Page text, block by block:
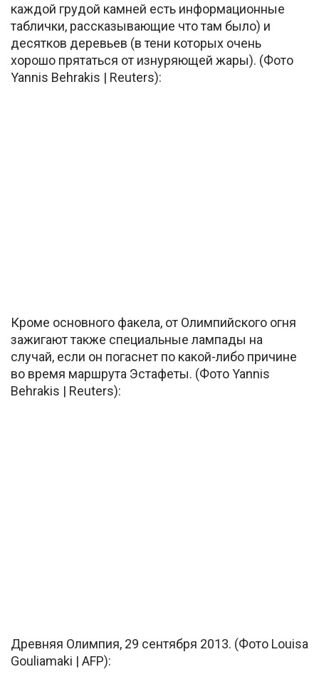
каждой грудой камней есть информационные
таблички, рассказывающие что там было) и
десятков деревьев (в тени которых очень
хорошо прятаться от изнуряющей жары). (Фото
Yannis Behrakis | Reuters):
Кроме основного факела, от Олимпийского огня
зажигают также специальные лампады на
случай, если он погаснет по какой-либо причине
во время маршрута Эстафеты. (Фото Yannis
Behrakis | Reuters):
Древняя Олимпия, 29 сентября 2013. (Фото Louisa
Gouliamaki | AFP):